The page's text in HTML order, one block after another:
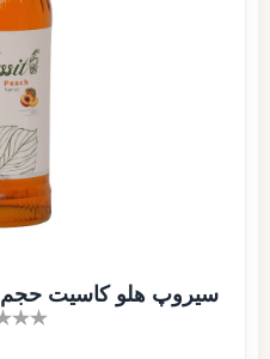
سیروپ هلو کاسیت حجم ۱۰۰۰ میل